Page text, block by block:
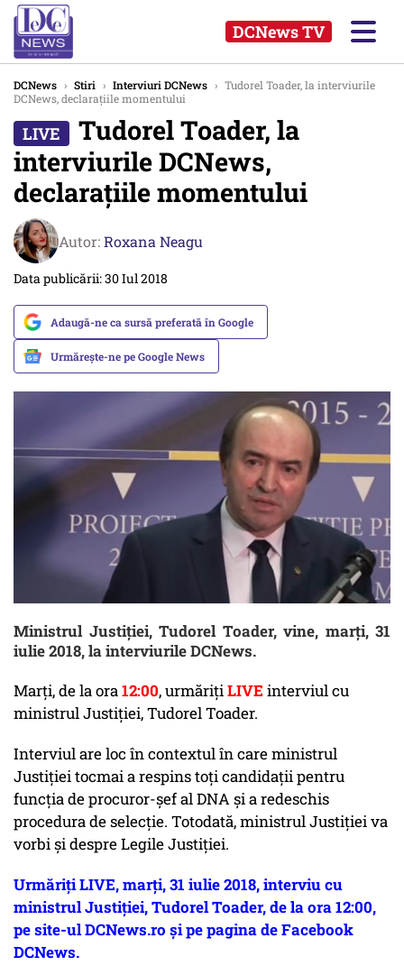
DCNews TV
DCNews › Stiri › Interviuri DCNews › Tudorel Toader, la interviurile
DCNews, declarațiile momentului
Tudorel Toader, la
interviurile DCNews,
declarațiile momentului
Autor:Roxana Neagu
Data publicării: 30 Iul 2018
Adaugă-ne ca sursă preferată în Google
Urmărește-ne pe Google News
Ministrul Justiției, Tudorel Toader, vine, marți, 31
iulie 2018, la interviurile DCNews.
Marți, de la ora12:00, urmărițiLIVE interviul cu
ministrul Justiției, Tudorel Toader.
Interviul are loc în contextul în care ministrul
Justiției tocmai a respins toți candidații pentru
funcția de procuror-șef al DNA și a redeschis
procedura de selecție. Totodată, ministrul Justiției va
vorbi și despre Legile Justiției.
Urmăriți LIVE, marți, 31 iulie 2018, interviu cu
ministrul Justiției, Tudorel Toader, de la ora 12:00,
pe site-ul DCNews.ro și pe pagina de Facebook
DCNews.